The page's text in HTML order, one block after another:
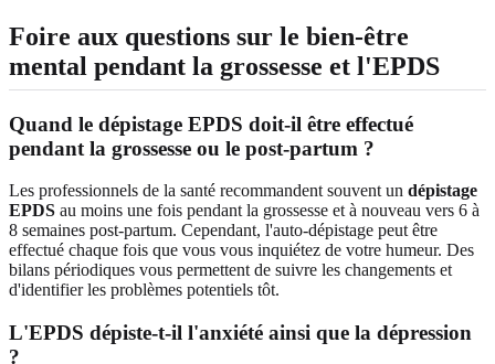
Foire aux questions sur le bien-être
mental pendant la grossesse et l'EPDS
Quand le dépistage EPDS doit-il être effectué
pendant la grossesse ou le post-partum ?
Les professionnels de la santé recommandent souvent un dépistage
EPDS au moins une fois pendant la grossesse et à nouveau vers 6 à
8 semaines post-partum. Cependant, l'auto-dépistage peut être
effectué chaque fois que vous vous inquiétez de votre humeur. Des
bilans périodiques vous permettent de suivre les changements et
d'identifier les problèmes potentiels tôt.
L'EPDS dépiste-t-il l'anxiété ainsi que la dépression
?